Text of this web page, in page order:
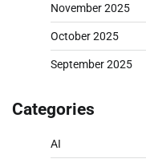
November 2025
October 2025
September 2025
Categories
AI